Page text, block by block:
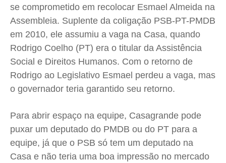
se comprometido em recolocar Esmael Almeida na
Assembleia. Suplente da coligação PSB-PT-PMDB
em 2010, ele assumiu a vaga na Casa, quando
Rodrigo Coelho (PT) era o titular da Assistência
Social e Direitos Humanos. Com o retorno de
Rodrigo ao Legislativo Esmael perdeu a vaga, mas
o governador teria garantido seu retorno.
Para abrir espaço na equipe, Casagrande pode
puxar um deputado do PMDB ou do PT para a
equipe, já que o PSB só tem um deputado na
Casa e não teria uma boa impressão no mercado